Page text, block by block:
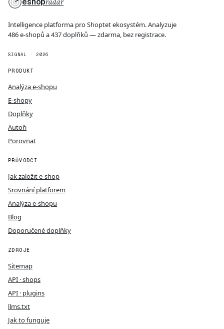
Intelligence platforma pro Shoptet ekosystém. Analyzuje
486 e-shopů a 437 doplňků — zdarma, bez registrace.
SIGNAL · 2026
PRODUKT
Analýza e-shopu
E-shopy
Doplňky
Autoři
Porovnat
PRŮVODCI
Jak založit e-shop
Srovnání platforem
Analýza e-shopu
Blog
Doporučené doplňky
ZDROJE
Sitemap
API · shops
API · plugins
llms.txt
Jak to funguje